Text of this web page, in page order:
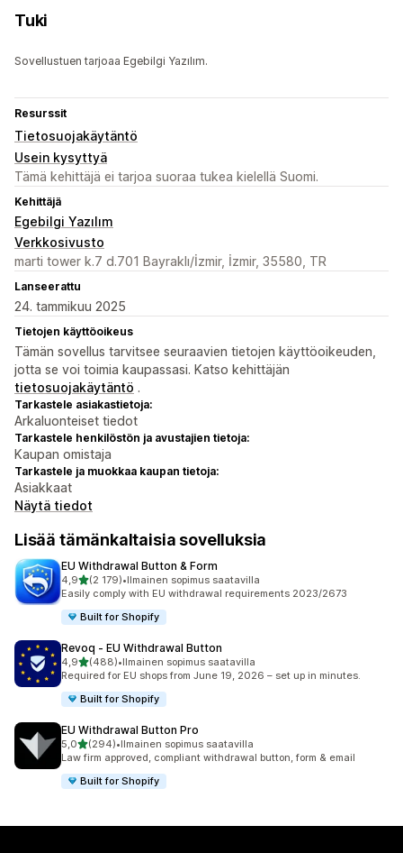
Tuki
Sovellustuen tarjoaa Egebilgi Yazılım.
Resurssit
Tietosuojakäytäntö
Usein kysyttyä
Tämä kehittäjä ei tarjoa suoraa tukea kielellä Suomi.
Kehittäjä
Egebilgi Yazılım
Verkkosivusto
marti tower k.7 d.701 Bayraklı/İzmir, İzmir, 35580, TR
Lanseerattu
24. tammikuu 2025
Tietojen käyttöoikeus
Tämän sovellus tarvitsee seuraavien tietojen käyttöoikeuden,
jotta se voi toimia kaupassasi. Katso kehittäjän
tietosuojakäytäntö .
Tarkastele asiakastietoja:
Arkaluonteiset tiedot
Tarkastele henkilöstön ja avustajien tietoja:
Kaupan omistaja
Tarkastele ja muokkaa kaupan tietoja:
Asiakkaat
Näytä tiedot
Lisää tämänkaltaisia sovelluksia
EU Withdrawal Button & Form
4,9/ 5 tähteä
(2 179)
2179 arvostelua yhteensä
•Ilmainen sopimus saatavilla
Easily comply with EU withdrawal requirements 2023/2673
Built for Shopify
Revoq ‑ EU Withdrawal Button
4,9/ 5 tähteä
(488)
488 arvostelua yhteensä
•Ilmainen sopimus saatavilla
Required for EU shops from June 19, 2026 – set up in minutes.
Built for Shopify
EU Withdrawal Button Pro
5,0/ 5 tähteä
(294)
294 arvostelua yhteensä
•Ilmainen sopimus saatavilla
Law firm approved, compliant withdrawal button, form & email
Built for Shopify